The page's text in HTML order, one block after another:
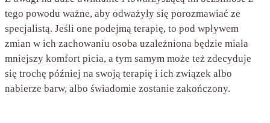
tego powodu ważne, aby odważyły się porozmawiać ze
specjalistą. Jeśli one podejmą terapię, to pod wpływem
zmian w ich zachowaniu osoba uzależniona będzie miała
mniejszy komfort picia, a tym samym może też zdecyduje
się trochę później na swoją terapię i ich związek albo
nabierze barw, albo świadomie zostanie zakończony.